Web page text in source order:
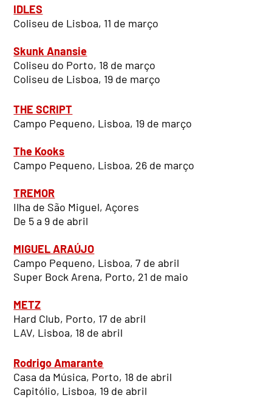
IDLES
Coliseu de Lisboa, 11 de março
Skunk Anansie
Coliseu do Porto, 18 de março
Coliseu de Lisboa, 19 de março
THE SCRIPT
Campo Pequeno, Lisboa, 19 de março
The Kooks
Campo Pequeno, Lisboa, 26 de março
TREMOR
Ilha de São Miguel, Açores
De 5 a 9 de abril
MIGUEL ARAÚJO
Campo Pequeno, Lisboa, 7 de abril
Super Bock Arena, Porto, 21 de maio
METZ
Hard Club, Porto, 17 de abril
LAV, Lisboa, 18 de abril
Rodrigo Amarante
Casa da Música, Porto, 18 de abril
Capitólio, Lisboa, 19 de abril